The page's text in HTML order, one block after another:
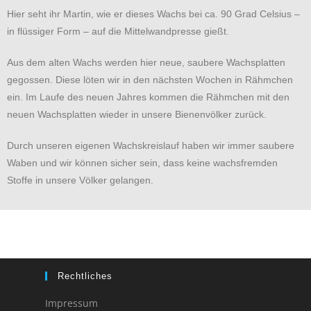
Hier seht ihr Martin, wie er dieses Wachs bei ca. 90 Grad Celsius –
in flüssiger Form – auf die Mittelwandpresse gießt.
Aus dem alten Wachs werden hier neue, saubere Wachsplatten
gegossen. Diese löten wir in den nächsten Wochen in Rähmchen
ein. Im Laufe des neuen Jahres kommen die Rähmchen mit den
neuen Wachsplatten wieder in unsere Bienenvölker zurück.
Durch unseren eigenen Wachskreislauf haben wir immer saubere
Waben und wir können sicher sein, dass keine wachsfremden
Stoffe in unsere Völker gelangen.
Rechtliches
Impressum